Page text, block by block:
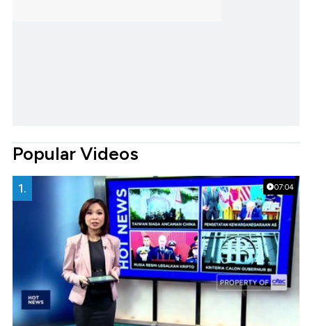
Popular Videos
07:04
1.